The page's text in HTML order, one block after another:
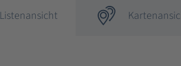
Listenansicht